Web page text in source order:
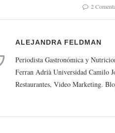
2
ALEJANDRA FELDMAN
Periodista Gastronómica y
Ferran Adrià Universidad Camilo
Restaurantes, Video Marketing.